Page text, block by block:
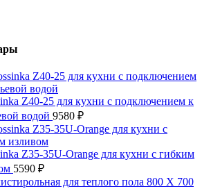
Z40-25 для кухни с подключением к
водой 9580 ₽
Z35-35U-Orange для кухни с гибким
5590 ₽
для теплого пола 800 X 700